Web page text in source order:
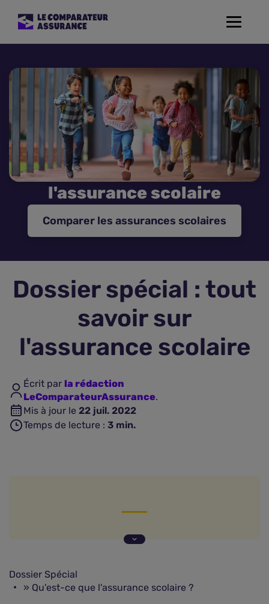
Toggle
Mutuelle Santé
Assurance Moto
Assurance Habitation
Assurance de prêt
Assurance Animaux
Assurance vie
Plus d'assurances
l'assurance scolaire
Comparer les assurances scolaires
Dossier spécial : tout
savoir sur
l'assurance scolaire
Écrit par la rédaction
LeComparateurAssurance.
Mis à jour le 22 juil. 2022
Temps de lecture : 3 min.
Que couvre une assurance scolaire ?
Dossier Spécial
» Qu'est-ce que l'assurance scolaire ?